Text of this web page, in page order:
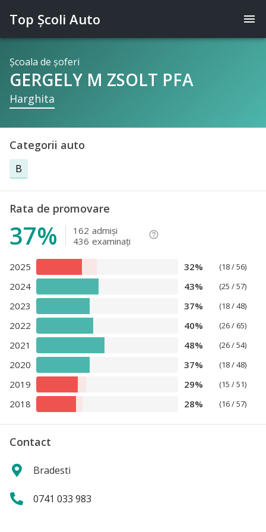
menu
Top Şcoli Auto
Şcoala de şoferi
GERGELY M ZSOLT PFA
Harghita
Categorii auto
B
Rata de promovare
37% 162 admişi
436 examinaţi
help_outline
2025 32% (18 / 56)
2024 43% (25 / 57)
2023 37% (18 / 48)
2022 40% (26 / 65)
2021 48% (26 / 54)
2020 37% (18 / 48)
2019 29% (15 / 51)
2018 28% (16 / 57)
Contact
Bradesti
0741 033 983